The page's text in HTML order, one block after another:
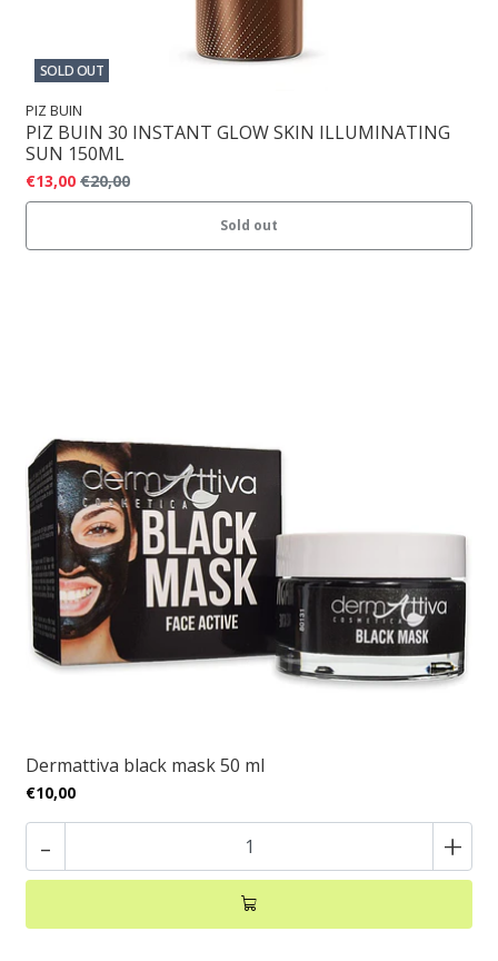
SOLD OUT
PIZ BUIN
PIZ BUIN 30 INSTANT GLOW SKIN ILLUMINATING
SUN 150ML
€13,00 €20,00
Sold out
Dermattiva black mask 50 ml
€10,00
- +